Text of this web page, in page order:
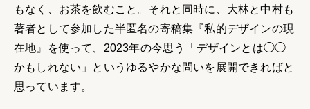
もなく、お茶を飲むこと。それと同時に、大林と中村も
著者として参加した半匿名の寄稿集『私的デザインの現
在地』を使って、2023年の今思う「デザインとは◯◯
かもしれない」というゆるやかな問いを展開できればと
思っています。